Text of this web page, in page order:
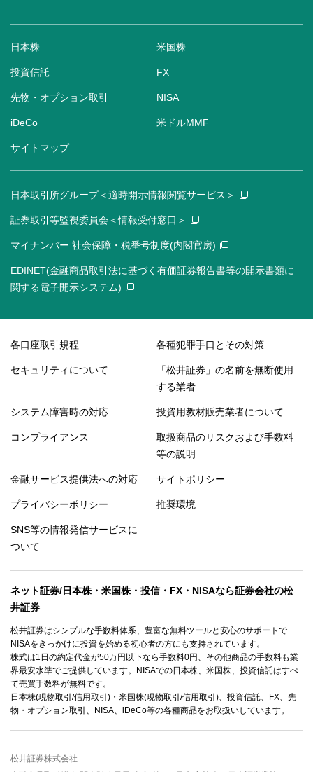
日本株 米国株
投資信託 FX
先物・オプション取引 NISA
iDeCo 米ドルMMF
サイトマップ
日本取引所グループ＜適時開示情報閲覧サービス＞
証券取引等監視委員会＜情報受付窓口＞
マイナンバー 社会保障・税番号制度(内閣官房)
EDINET(金融商品取引法に基づく有価証券報告書等の開示書類に
関する電子開示システム)
各口座取引規程 各種犯罪手口とその対策
セキュリティについて
「松井証券」の名前を無断使用
する業者
システム障害時の対応 投資用教材販売業者について
コンプライアンス
取扱商品のリスクおよび手数料
等の説明
金融サービス提供法への対応 サイトポリシー
プライバシーポリシー 推奨環境
SNS等の情報発信サービスに
ついて
ネット証券/日本株・米国株・投信・FX・NISAなら証券会社の松
井証券
松井証券はシンプルな手数料体系、豊富な無料ツールと安心のサポートで
NISAをきっかけに投資を始める初心者の方にも支持されています。
株式は1日の約定代金が50万円以下なら手数料0円、その他商品の手数料も業
界最安水準でご提供しています。NISAでの日本株、米国株、投資信託はすべ
て売買手数料が無料です。
日本株(現物取引/信用取引)・米国株(現物取引/信用取引)、投資信託、FX、先
物・オプション取引、NISA、iDeCo等の各種商品をお取扱いしています。
松井証券株式会社